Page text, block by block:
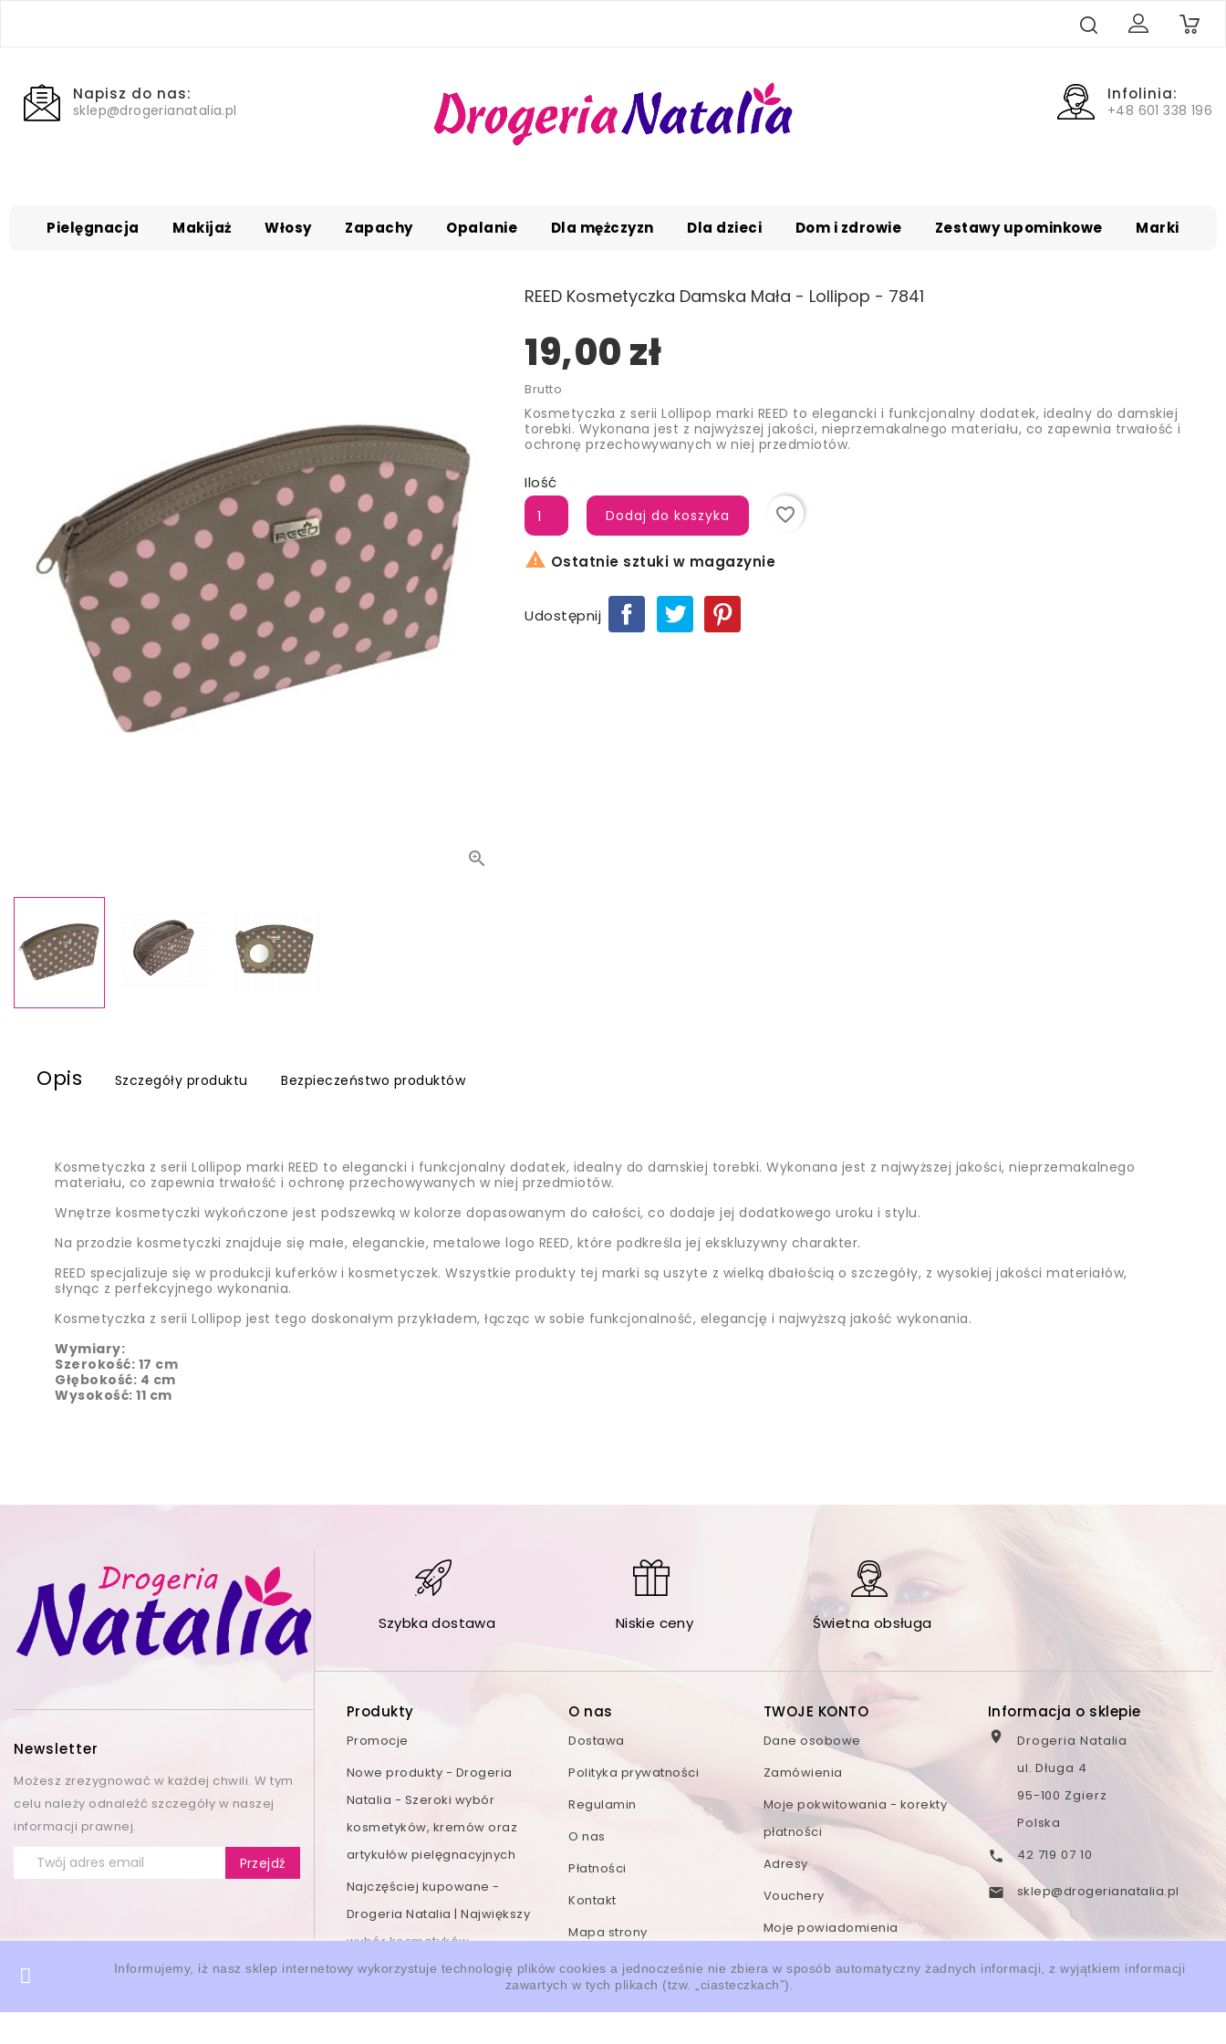
0
Infolinia:
+48 601 338 196
Napisz do nas:
sklep@drogerianatalia.pl
Pielęgnacja Makijaż Włosy Zapachy Opalanie Dla mężczyzn Dla dzieci Dom i zdrowie Zestawy upominkowe Marki

REED Kosmetyczka Damska Mała - Lollipop - 7841
19,00 zł
Brutto
Kosmetyczka z serii Lollipop marki REED to elegancki i funkcjonalny dodatek, idealny do damskiej
torebki. Wykonana jest z najwyższej jakości, nieprzemakalnego materiału, co zapewnia trwałość i
ochronę przechowywanych w niej przedmiotów.
Ilość
Dodaj do koszyka favorite_border
 Ostatnie sztuki w magazynie
Udostępnij
Opis Szczegóły produktu Bezpieczeństwo produktów
Kosmetyczka z serii Lollipop marki REED to elegancki i funkcjonalny dodatek, idealny do damskiej torebki. Wykonana jest z najwyższej jakości, nieprzemakalnego
materiału, co zapewnia trwałość i ochronę przechowywanych w niej przedmiotów.
Wnętrze kosmetyczki wykończone jest podszewką w kolorze dopasowanym do całości, co dodaje jej dodatkowego uroku i stylu.
Na przodzie kosmetyczki znajduje się małe, eleganckie, metalowe logo REED, które podkreśla jej ekskluzywny charakter.
REED specjalizuje się w produkcji kuferków i kosmetyczek. Wszystkie produkty tej marki są uszyte z wielką dbałością o szczegóły, z wysokiej jakości materiałów,
słynąc z perfekcyjnego wykonania.
Kosmetyczka z serii Lollipop jest tego doskonałym przykładem, łącząc w sobie funkcjonalność, elegancję i najwyższą jakość wykonania.
Wymiary:
Szerokość: 17 cm
Głębokość: 4 cm
Wysokość: 11 cm
Newsletter
Możesz zrezygnować w każdej chwili. W tym
celu należy odnaleźć szczegóły w naszej
informacji prawnej.
Szybka dostawa Niskie ceny Świetna obsługa
Produkty
Promocje
Nowe produkty - Drogeria
Natalia - Szeroki wybór
kosmetyków, kremów oraz
artykułów pielęgnacyjnych
Najczęściej kupowane -
Drogeria Natalia | Największy
wybór kosmetyków
O nas
Dostawa
Polityka prywatności
Regulamin
O nas
Płatności
Kontakt
Mapa strony
Moje konto
TWOJE KONTO
Dane osobowe
Zamówienia
Moje pokwitowania - korekty
płatności
Adresy
Vouchery
Moje powiadomienia
Moje
przesyłki
Informacja o sklepie

Drogeria Natalia
ul. Długa 4
95-100 Zgierz
Polska
 42 719 07 10
 sklep@drogerianatalia.pl
Informujemy, iż nasz sklep internetowy wykorzystuje technologię plików cookies a jednocześnie nie zbiera w sposób automatyczny żadnych informacji, z wyjątkiem informacji
zawartych w tych plikach (tzw. „ciasteczkach”).